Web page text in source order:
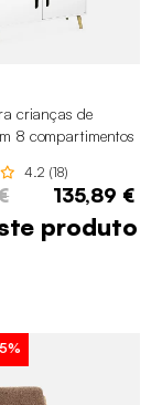
crianças de
8 compartimentos
4.2 (18)
135,89 €
produto